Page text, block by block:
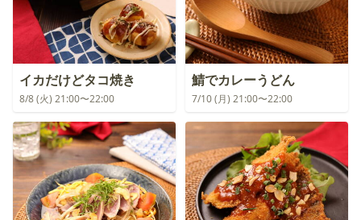
イカだけどタコ焼き
8/8 (火) 21:00〜22:00
鯖でカレーうどん
7/10 (月) 21:00〜22:00